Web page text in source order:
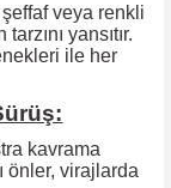
veya renkli
yansıtır.
ile her
kavrama
önler, virajlarda